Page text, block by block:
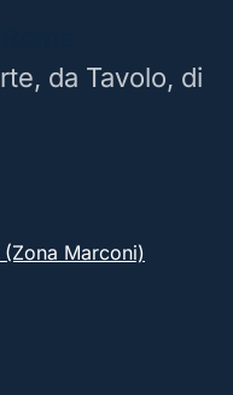
da Tavolo, di
Marconi)